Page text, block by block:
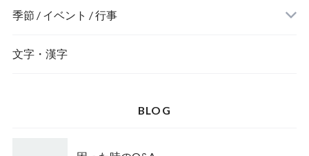
季節 / イベント / 行事
文字・漢字
BLOG